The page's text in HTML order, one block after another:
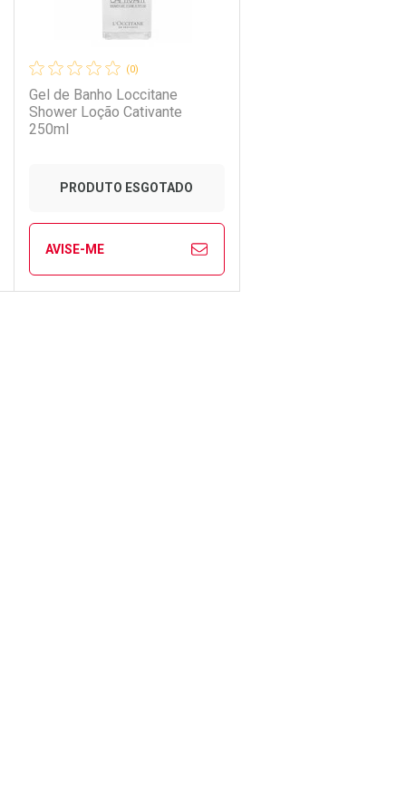
Ativar Desconto
Comprar sem Desconto
Comprar sem Desconto
(0)
Gel de Banho Loccitane
Shower Loção Cativante
250ml
PRODUTO ESGOTADO
AVISE-ME